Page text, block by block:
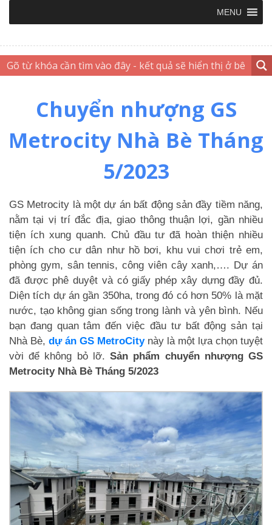
MENU
Chuyển nhượng GS
Metrocity Nhà Bè Tháng
5/2023
GS Metrocity là một dự án bất động sản đầy tiềm năng,
nằm tại vị trí đắc địa, giao thông thuận lợi, gần nhiều
tiện ích xung quanh. Chủ đầu tư đã hoàn thiện nhiều
tiện ích cho cư dân như hồ bơi, khu vui chơi trẻ em,
phòng gym, sân tennis, công viên cây xanh,…. Dự án
đã được phê duyệt và có giấy phép xây dựng đầy đủ.
Diện tích dự án gần 350ha, trong đó có hơn 50% là mặt
nước, tạo không gian sống trong lành và yên bình. Nếu
bạn đang quan tâm đến việc đầu tư bất động sản tại
Nhà Bè, dự án GS MetroCitynày là một lựa chọn tuyệt
vời để không bỏ lỡ.Sản phẩm chuyển nhượng GS
Metrocity Nhà Bè Tháng 5/2023